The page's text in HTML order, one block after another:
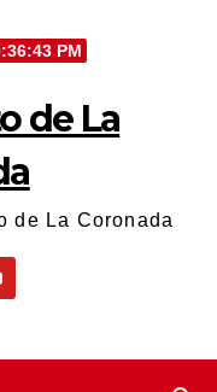
PM
de La
de La Coronada